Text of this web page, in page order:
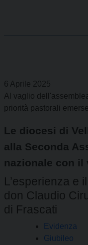
6 Aprile 2025
Al vaglio
priorità pastorali
Le diocesi di
alla Seconda
nazionale con il
L’esperienza e
don Claudio
di Frascati
Evidenza
Giubileo